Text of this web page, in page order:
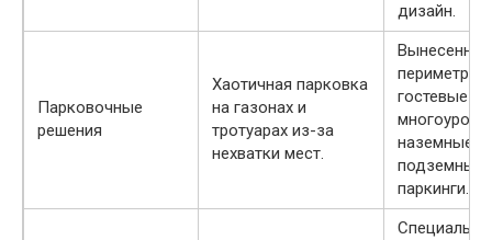
дизайн.
Парковочные
решения
Хаотичная парковка
на газонах и
тротуарах из-за
нехватки мест.
периметр
гостевые
наземные и
подземные
паркинги.
Специально